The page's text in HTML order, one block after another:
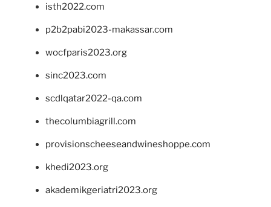
isth2022.com
p2b2pabi2023-makassar.com
wocfparis2023.org
sinc2023.com
scdlqatar2022-qa.com
thecolumbiagrill.com
provisionscheeseandwineshoppe.com
khedi2023.org
akademikgeriatri2023.org